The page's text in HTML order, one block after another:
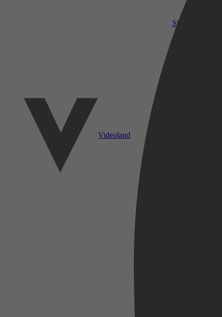
SkyShowtime
Videoland